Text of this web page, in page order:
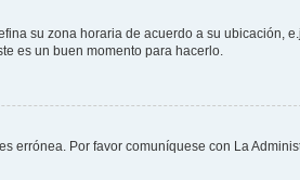
su zona horaria de acuerdo a su ubicación,
es un buen momento para hacerlo.
errónea. Por favor comuníquese con La